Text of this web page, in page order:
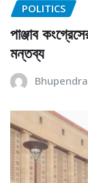
POLITICS
পাঞ্জাব
মন্তব্য